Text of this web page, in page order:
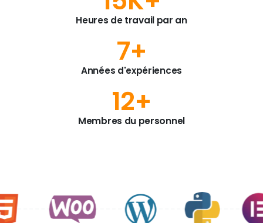
Heures de travail par an
7+
Années d'expériences
12+
Membres du personnel